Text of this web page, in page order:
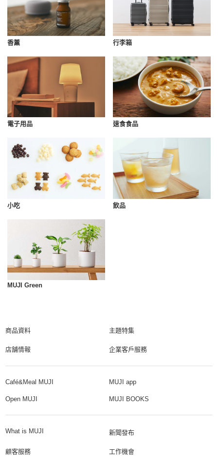
香薰 行李箱
電子用品 速食食品
小吃 飲品
MUJI Green
商品資料 主題特集
店舗情報 企業客戶服務
Café&Meal MUJI MUJI app
Open MUJI MUJI BOOKS
What is MUJI 新聞發布
顧客服務 工作機會